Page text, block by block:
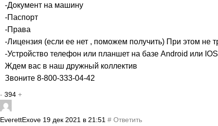
-Документ на машину
-Паспорт
-Права
-Лицензия (если ее нет , поможем получить) При этом не
-Устройство телефон или планшет на базе Android или
Ждем вас в наш дружный коллектив
Звоните 8-800-333-04-42
- 394 +
EverettExove 19 дек 2021 в 21:51 # Ответить